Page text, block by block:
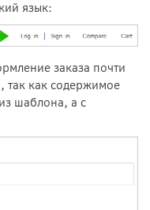
язык:
заказа почти
так как содержимое
шаблона, а с